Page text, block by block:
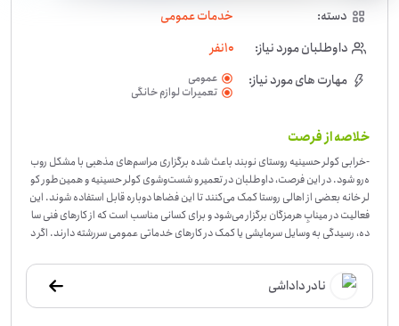
دسته:
خدمات عمومی
داوطلبان مورد نیاز:
10نفر
مهارت های مورد نیاز:
عمومی
تعمیرات لوازم خانگی
خلاصه از فرصت
-خرابی کولر حسینیه روستای نوبند باعث شده برگزاری مراسم‌های مذهبی با مشکل روب
ه‌رو شود. در این فرصت، داوطلبان در تعمیر و شست‌وشوی کولر حسینیه و همین‌طور کو
لر خانه بعضی از اهالی روستا کمک می‌کنند تا این فضاها دوباره قابل استفاده شوند. این
فعالیت در مینابِ هرمزگان برگزار می‌شود و برای کسانی مناسب است که از کارهای فنی سا
ده، رسیدگی به وسایل سرمایشی یا کمک در کارهای خدماتی عمومی سررشته دارند. اگر د
شما به انجام بهتر کار کمک می‌کند. اگر برای این کار وقت و توان دارید، می‌توانید به این
فرصت بپیوندید.نادر داداشی